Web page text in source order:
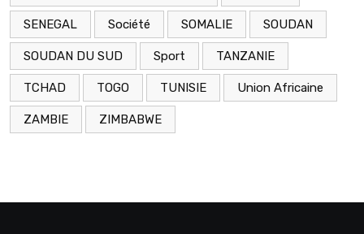
SENEGAL Société SOMALIE SOUDAN
SOUDAN DU SUD Sport TANZANIE
TCHAD TOGO TUNISIE Union Africaine
ZAMBIE ZIMBABWE